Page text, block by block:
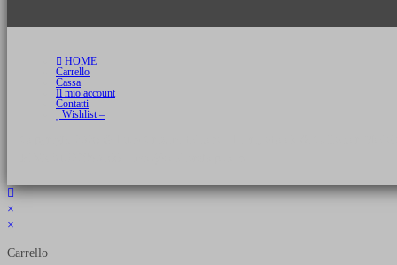
HOME
Carrello
Cassa
Il mio account
Contatti
Wishlist –
×
×
Carrello